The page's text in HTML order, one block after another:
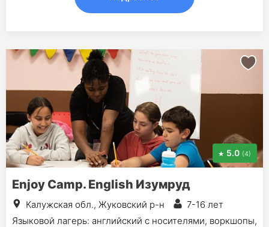
5.0 (4)
Enjoy Camp. English Изумруд
Калужская обл., Жуковский р-н
7-16 лет
Языковой лагерь: английский с носителями, воркшопы,